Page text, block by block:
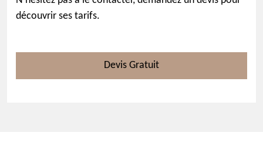
découvrir ses tarifs.
Devis Gratuit